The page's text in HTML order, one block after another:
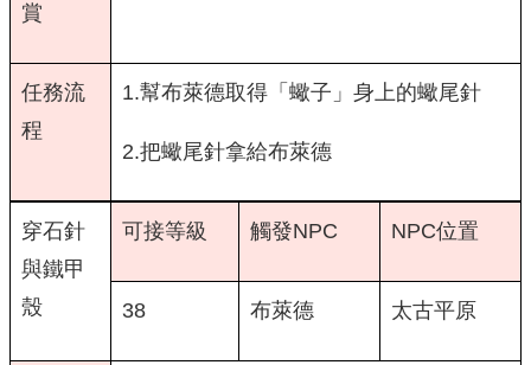
賞
任務流
程
1.幫布萊德取得「蠍子」身上的蠍尾針
2.把蠍尾針拿給布萊德
穿石針
與鐵甲
殼
可接等級 觸發NPC NPC位置
38 布萊德 太古平原